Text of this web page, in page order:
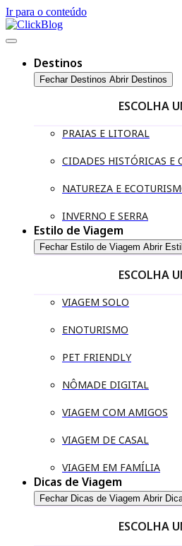
Ir para o conteúdo
Destinos
Fechar Destinos Abrir Destinos
ESCOLHA
PRAIAS E LITORAL
CIDADES HISTÓRICAS E
NATUREZA E
INVERNO E SERRA
Estilo de Viagem
Fechar Estilo de Viagem Abrir
ESCOLHA
VIAGEM SOLO
ENOTURISMO
PET FRIENDLY
NÔMADE DIGITAL
VIAGEM COM AMIGOS
VIAGEM DE CASAL
VIAGEM EM FAMÍLIA
Dicas de Viagem
Fechar Dicas de Viagem Abrir
ESCOLHA